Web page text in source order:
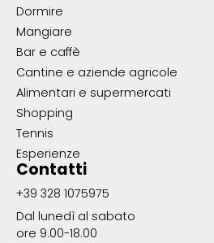
Dormire
Mangiare
Bar e caffè
Cantine e aziende agricole
Alimentari e supermercati
Shopping
Tennis
Esperienze
Contatti
+39 328 1075975
Dal lunedì al sabato
ore 9.00-18.00